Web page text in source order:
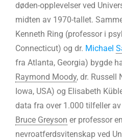
døden-opplevelser ved
midten av 1970-tallet.
Kenneth Ring (professor i
Connecticut) og dr. Michael
fra Atlanta, Georgia) bygde
Raymond Moody, dr. Russell
Iowa, USA) og Elisabeth
data fra over 1.000 tilfeller
Bruce Greyson er professor
nevroatferdsvitenskap ved